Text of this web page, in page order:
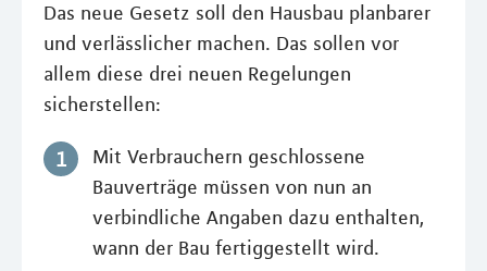
Das neue Gesetz soll den Hausbau planbarer
und verlässlicher machen. Das sollen vor
allem diese drei neuen Regelungen
sicherstellen:
Mit Verbrauchern geschlossene
Bauverträge müssen von nun an
verbindliche Angaben dazu enthalten,
wann der Bau fertiggestellt wird.